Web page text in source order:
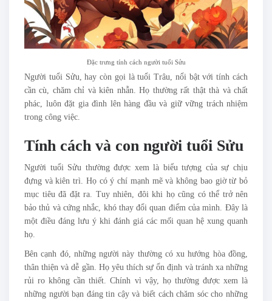
Đặc trưng tính cách người tuổi Sửu
Người tuổi Sửu, hay còn gọi là tuổi Trâu, nổi bật với tính cách
cần cù, chăm chỉ và kiên nhẫn. Họ thường rất thật thà và chất
phác, luôn đặt gia đình lên hàng đầu và giữ vững trách nhiệm
trong công việc.
Tính cách và con người tuổi Sửu
Người tuổi Sửu thường được xem là biểu tượng của sự chịu
đựng và kiên trì. Họ có ý chí mạnh mẽ và không bao giờ từ bỏ
mục tiêu đã đặt ra. Tuy nhiên, đôi khi họ cũng có thể trở nên
bảo thủ và cứng nhắc, khó thay đổi quan điểm của mình. Đây là
một điều đáng lưu ý khi đánh giá các mối quan hệ xung quanh
họ.
Bên cạnh đó, những người này thường có xu hướng hòa đồng,
thân thiện và dễ gần. Họ yêu thích sự ổn định và tránh xa những
rủi ro không cần thiết. Chính vì vậy, họ thường được xem là
những người bạn đáng tin cậy và biết cách chăm sóc cho những